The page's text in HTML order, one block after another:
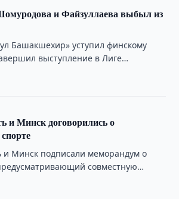
и Файзуллаева выбыл из
Башакшехир» уступил финскому
выступление в Лиге
и Минск договорились о
и Минск подписали меморандум о
совместную